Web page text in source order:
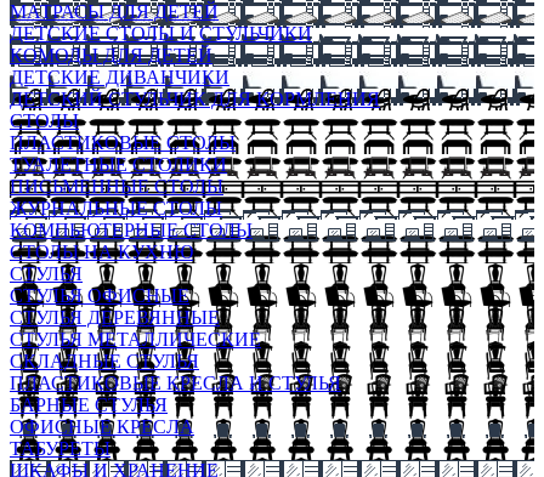
МАТРАСЫ ДЛЯ ДЕТЕЙ
ДЕТСКИЕ СТОЛЫ И СТУЛЬЧИКИ
КОМОДЫ ДЛЯ ДЕТЕЙ
ДЕТСКИЕ ДИВАНЧИКИ
ДЕТСКИЙ СТУЛЬЧИК ДЛЯ КОРМЛЕНИЯ
СТОЛЫ
ПЛАСТИКОВЫЕ СТОЛЫ
ТУАЛЕТНЫЕ СТОЛИКИ
ПИСЬМЕННЫЕ СТОЛЫ
ЖУРНАЛЬНЫЕ СТОЛЫ
КОМПЬЮТЕРНЫЕ СТОЛЫ
СТОЛЫ НА КУХНЮ
СТУЛЬЯ
СТУЛЬЯ ОФИСНЫЕ
СТУЛЬЯ ДЕРЕВЯННЫЕ
СТУЛЬЯ МЕТАЛЛИЧЕСКИЕ
СКЛАДНЫЕ СТУЛЬЯ
ПЛАСТИКОВЫЕ КРЕСЛА И СТУЛЬЯ
БАРНЫЕ СТУЛЬЯ
ОФИСНЫЕ КРЕСЛА
ТАБУРЕТЫ
ШКАФЫ И ХРАНЕНИЕ